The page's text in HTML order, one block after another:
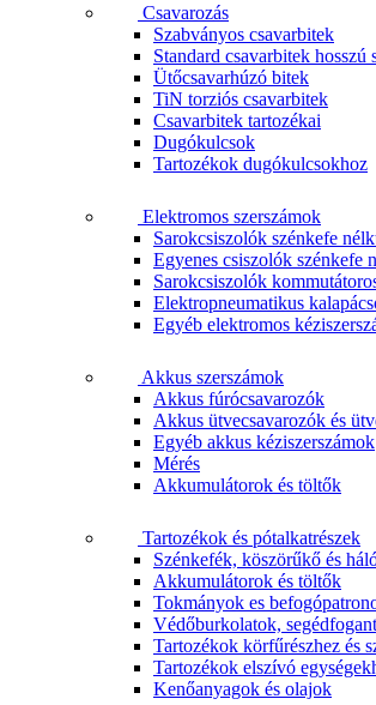
Csavarozás
Szabványos csavarbitek
Standard csavarbitek hosszú
Ütőcsavarhúzó bitek
TiN torziós csavarbitek
Csavarbitek tartozékai
Dugókulcsok
Tartozékok dugókulcsokhoz
Elektromos szerszámok
Sarokcsiszolók szénkefe
Egyenes csiszolók szénkefe
Sarokcsiszolók
Elektropneumatikus
Egyéb elektromos
Akkus szerszámok
Akkus fúrócsavarozók
Akkus ütvecsavarozók és
Egyéb akkus kéziszerszámok
Mérés
Akkumulátorok és töltők
Tartozékok és pótalkatrészek
Szénkefék, köszörűkő és
Akkumulátorok és töltők
Tokmányok es
Védőburkolatok,
Tartozékok körfűrészhez és
Tartozékok elszívó
Kenőanyagok és olajok